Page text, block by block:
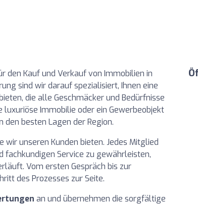
Kauf und Verkauf von Immobilien in
sind wir darauf spezialisiert, Ihnen eine
die alle Geschmäcker und Bedürfnisse
luxuriöse Immobilie oder ein Gewerbeobjekt
besten Lagen der Region.
wir unseren Kunden bieten. Jedes Mitglied
Service zu gewährleisten,
Vom ersten Gespräch bis zur
des Prozesses zur Seite.
an und übernehmen die sorgfältige